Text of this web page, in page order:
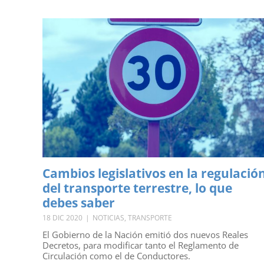
Cambios legislativos en la
del transporte terrestre, lo que
debes saber
18 DIC 2020 | NOTICIAS, TRANSPORTE
El Gobierno de la Nación emitió dos nuevos Reales
Decretos, para modificar tanto el Reglamento de
Circulación como el de Conductores.